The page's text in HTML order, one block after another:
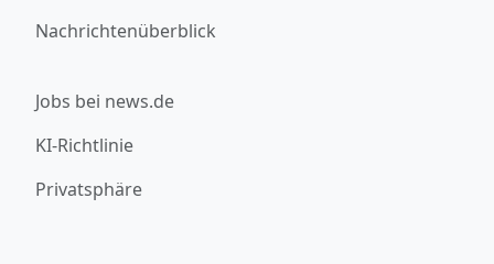
Nachrichtenüberblick
Jobs bei news.de
KI-Richtlinie
Privatsphäre